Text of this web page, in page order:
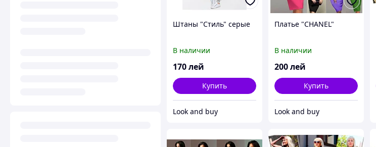
Штаны "Стиль" серые
В наличии
170лей
Купить
Look and buy
Платье "CHANEL"
В наличии
200лей
Купить
Look and buy